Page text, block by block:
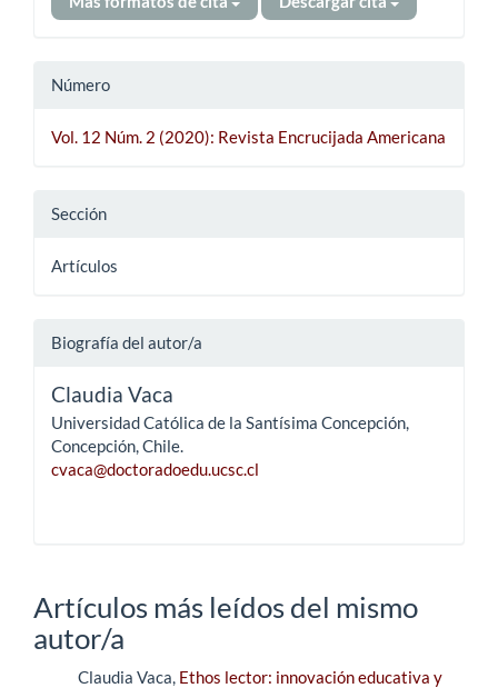
Número
Vol. 12 Núm. 2 (2020): Revista Encrucijada Americana
Sección
Artículos
Biografía del autor/a
Claudia Vaca
Universidad Católica de la Santísima Concepción,
Concepción, Chile.
cvaca@doctoradoedu.ucsc.cl
Artículos más leídos del mismo
autor/a
Claudia Vaca, Ethos lector: innovación educativa y